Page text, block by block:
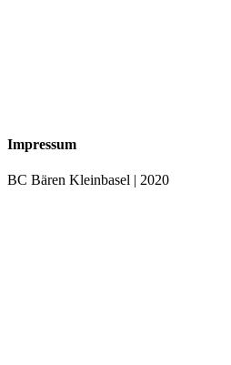
Impressum
BC Bären Kleinbasel | 2020